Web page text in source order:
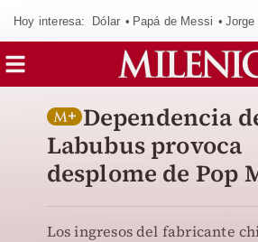
Hoy interesa: Dólar Papá de Messi
Dependencia
Labubus provoca
desplome de Pop
Los ingresos del fabricante